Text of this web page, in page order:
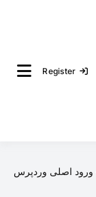
Register
ورود اصلی وردپرس